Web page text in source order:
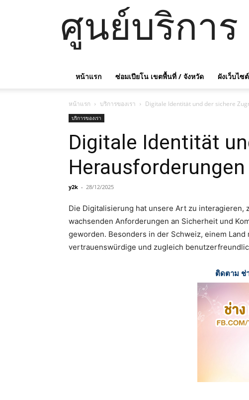
ศูนย์บริการ
หน้าแรก ซ่อมเปียโน เขตพื้นที่ / จังหวัด ผังเว็บไซต์
หน้าแรก บริการของเรา Digitale Identität und der sichere
บริการของเรา
Digitale Identität
y2k - 28/12/2025
Die Digitalisierung hat unsere Art zu
wachsenden Anforderungen an Sicherheit und
geworden. Besonders in der Schweiz, einem
vertrauenswürdige und zugleich
ติดตาม ช่